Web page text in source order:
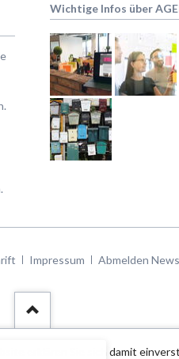
erklären Sie sich damit
Wichtige Infos über
Impressum Abmelden